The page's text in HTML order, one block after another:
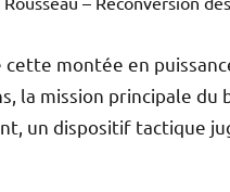
cette montée en
la mission principale
un dispositif tactique